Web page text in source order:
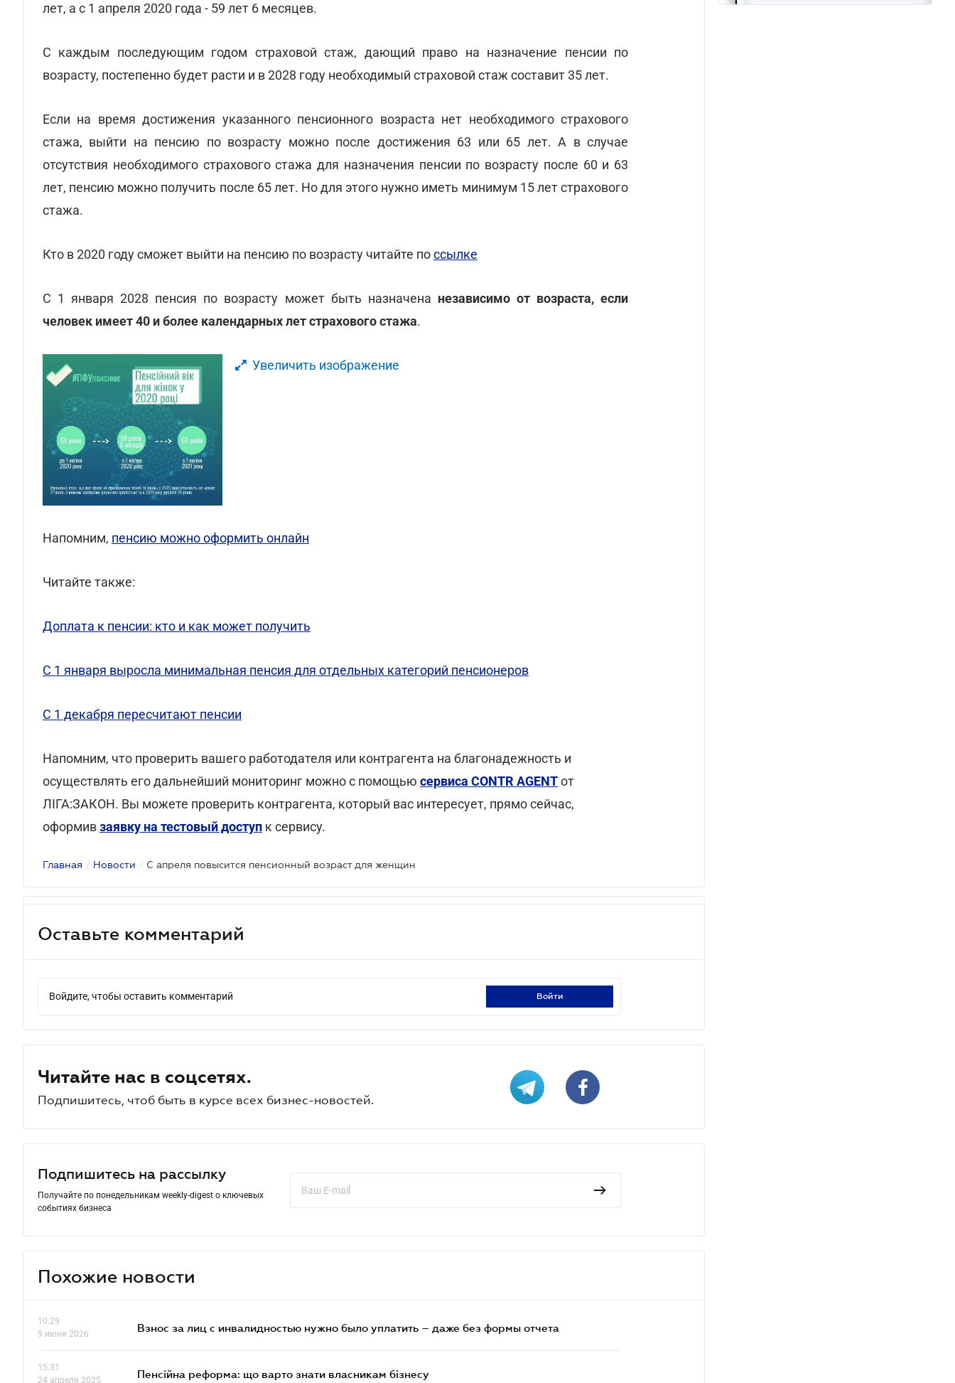
лет, а с 1 апреля 2020 года - 59 лет 6 месяцев.
С каждым последующим годом страховой стаж, дающий право на назначение пенсии по
возрасту, постепенно будет расти и в 2028 году необходимый страховой стаж составит 35 лет.
Если на время достижения указанного пенсионного возраста нет необходимого страхового
стажа, выйти на пенсию по возрасту можно после достижения 63 или 65 лет. А в случае
отсутствия необходимого страхового стажа для назначения пенсии по возрасту после 60 и 63
лет, пенсию можно получить после 65 лет. Но для этого нужно иметь минимум 15 лет страхового
стажа.
Кто в 2020 году сможет выйти на пенсию по возрасту читайте поссылке
С 1 января 2028 пенсия по возрасту может быть назначена независимо от возраста, если
человек имеет 40 и более календарных лет страхового стажа.
Увеличить изображение
Напомним, пенсию можно оформить онлайн
Читайте также:
Доплата к пенсии: кто и как может получить
С 1 января выросла минимальная пенсия для отдельных категорий пенсионеров
С 1 декабря пересчитают пенсии
Напомним, что проверить вашего работодателя или контрагента на благонадежность и
осуществлять его дальнейший мониторинг можно с помощью сервиса CONTR AGENTот
ЛІГА:ЗАКОН. Вы можете проверить контрагента, который вас интересует, прямо сейчас,
оформивзаявку на тестовый доступ к сервису.
Главная / Новости / С апреля повысится пенсионный возраст для женщин
Оставьте комментарий
Войдите, чтобы оставить комментарий войти
Читайте нас в соцсетях.
Подпишитесь, чтоб быть в курсе всех бизнес-новостей.
Подпишитесь на рассылку
Получайте по понедельникам weekly-digest о ключевых
событиях бизнеса
Похожие новости
10.29
9 июня 2026
Взнос за лиц с инвалидностью нужно было уплатить – даже без формы отчета
15.31
24 апреля 2025
Пенсійна реформа: що варто знати власникам бізнесу